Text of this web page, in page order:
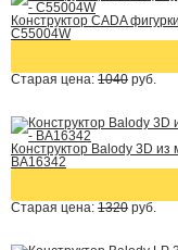
Конструктор CADA
C55004W
Старая цена: 1040 руб.
Конструктор Balody 3D
BA16342
Старая цена: 1320 руб.